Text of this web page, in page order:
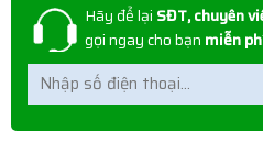
Hãy để lại SĐT, chuyên
gọi ngay cho bạn miễn